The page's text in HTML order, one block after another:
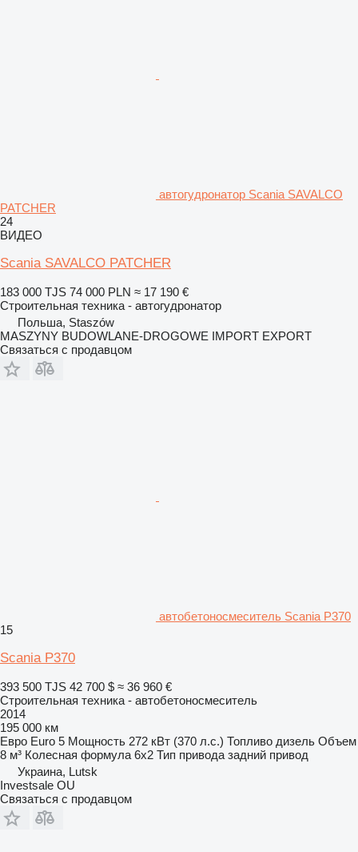
автогудронатор Scania SAVALCO
PATCHER
24
ВИДЕО
Scania SAVALCO PATCHER
183 000 TJS 74 000 PLN ≈ 17 190 €
Строительная техника - автогудронатор
Польша, Staszów
MASZYNY BUDOWLANE-DROGOWE IMPORT EXPORT
Связаться с продавцом
автобетоносмеситель Scania P370
15
Scania P370
393 500 TJS 42 700 $ ≈ 36 960 €
Строительная техника - автобетоносмеситель
2014
195 000 км
Евро Euro 5 Мощность 272 кВт (370 л.с.) Топливо дизель Объем
8 м³ Колесная формула 6x2 Тип привода задний привод
Украина, Lutsk
Investsale OU
Связаться с продавцом